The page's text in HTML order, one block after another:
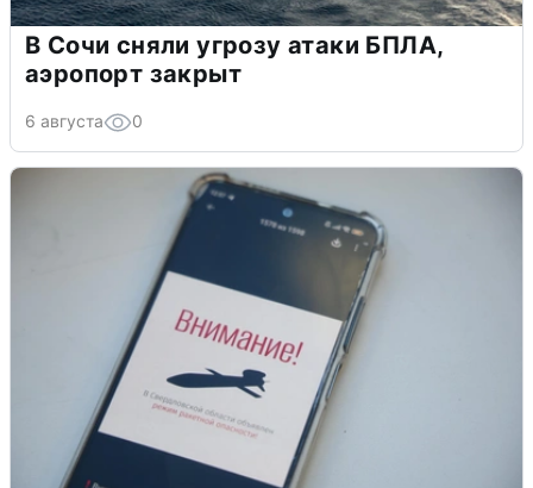
В Сочи сняли угрозу атаки БПЛА,
аэропорт закрыт
6 августа 0